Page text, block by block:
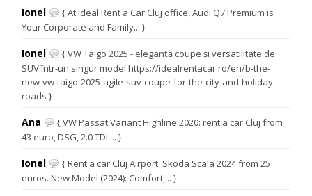
Ionel
{ At Ideal Rent a Car Cluj office, Audi Q7 Premium is
Your Corporate and Family... }
Ionel
{ VW Taigo 2025 - eleganță coupe și versatilitate de
SUV într-un singur model https://idealrentacar.ro/en/b-the-
new-vw-taigo-2025-agile-suv-coupe-for-the-city-and-holiday-
roads }
Ana
{ VW Passat Variant Highline 2020: rent a car Cluj from
43 euro, DSG, 2.0 TDI.... }
Ionel
{ Rent a car Cluj Airport: Skoda Scala 2024 from 25
euros. New Model (2024): Comfort,... }